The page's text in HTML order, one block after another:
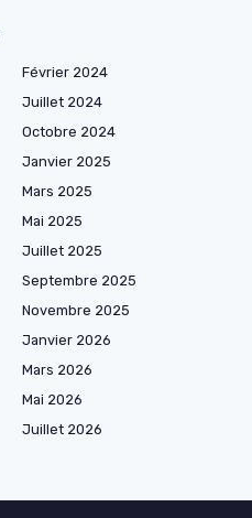
Février 2024
Juillet 2024
Octobre 2024
Janvier 2025
Mars 2025
Mai 2025
Juillet 2025
Septembre 2025
Novembre 2025
Janvier 2026
Mars 2026
Mai 2026
Juillet 2026